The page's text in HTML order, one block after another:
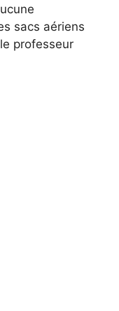
sacs aériens
professeur